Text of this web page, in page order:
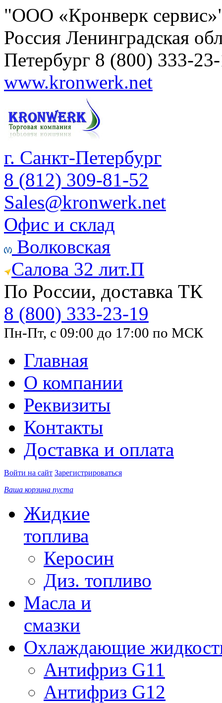
"ООО «Кронверк
Россия Ленинградская
Петербург 8 (800) 333-
www.kronwerk.net
г. Санкт-Петербург
8 (812) 309-81-52
Sales@kronwerk.net
Офис и склад
Волковская
Салова 32 лит.П
По России, доставка ТК
8 (800) 333-23-19
Пн-Пт, с 09:00 до 17:00 по МСК
Главная
О компании
Реквизиты
Контакты
Доставка и оплата
Войти на сайт Зарегистрироваться
Ваша корзина пуста
Жидкие
топлива
Керосин
Диз. топливо
Масла и
смазки
Охлаждающие
Антифриз G11
Антифриз G12